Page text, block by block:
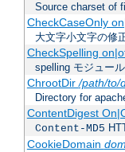
Source charset of
CheckCaseOnly
大文字小文字の修
CheckSpelling
spelling モジュー
ChrootDir/path/to/
Directory for
ContentDigest
Content-MD5
CookieDomain